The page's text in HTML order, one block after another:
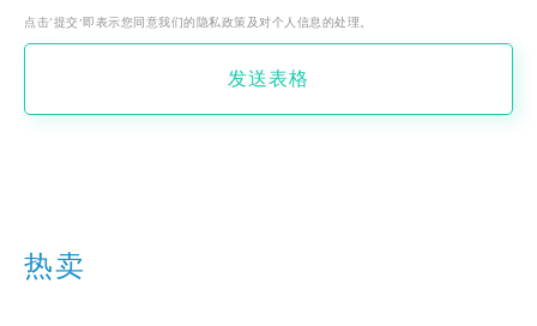
点击‘提交’即表示您同意我们的隐私政策及对个人信息的处理。
发送表格
热卖